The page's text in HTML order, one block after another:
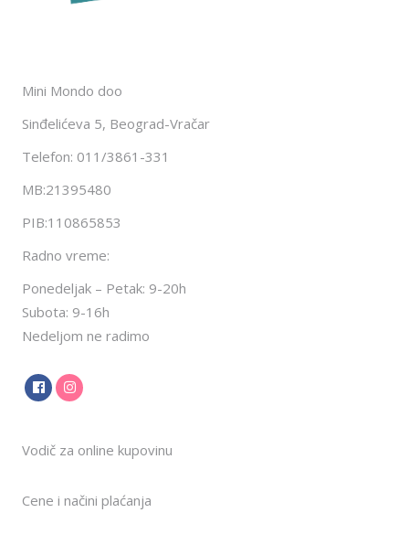
Mini Mondo doo
Sinđelićeva 5, Beograd-Vračar
Telefon: 011/3861-331
MB:21395480
PIB:110865853
Radno vreme:
Ponedeljak – Petak: 9-20h
Subota: 9-16h
Nedeljom ne radimo
Vodič za online kupovinu
Cene i načini plaćanja